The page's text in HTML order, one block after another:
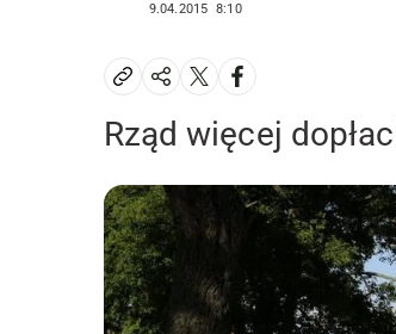
9.04.2015 8:10
Rząd więcej